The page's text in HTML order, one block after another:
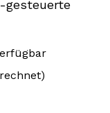
gesteuerte